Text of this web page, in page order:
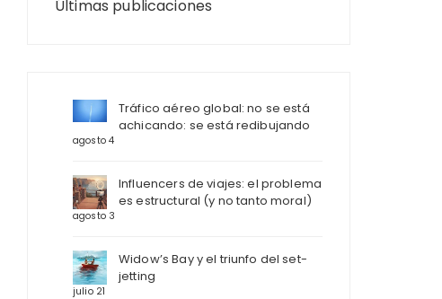
Últimas publicaciones
Tráfico aéreo global: no se está
achicando: se está redibujando
agosto 4
Influencers de viajes: el problema
es estructural (y no tanto moral)
agosto 3
Widow’s Bay y el triunfo del set-
jetting
julio 21